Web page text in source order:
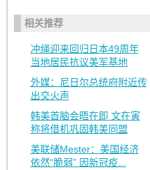
相关推荐
冲绳迎来回归日本49周年
当地居民抗议美军基地
外媒：尼日尔总统府附近传
出交火声
韩美首脑会晤在即 文在寅
称将借机巩固韩美同盟
美联储Mester：美国经济
依然“脆弱” 因新冠疫...